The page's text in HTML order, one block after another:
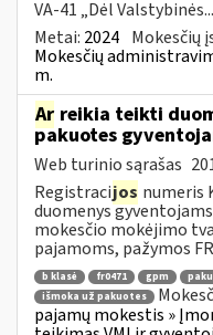
VA-41 „Dėl Valstybinės...
Metai: 2024 Mokesčių
Mokesčių
m.
Ar reikia teikti
pakuotes
Web turinio sąrašas
Registracijos numeris
duomenys
mokesčio mokėjimo
pajamoms, pažymos
b klasė fr0471 gpm
išmoka už pakuotes
pajamų mokestis »